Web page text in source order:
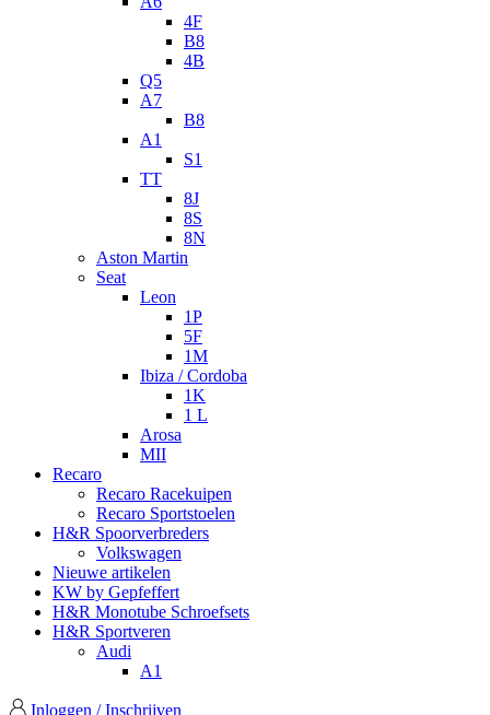
4F
B8
4B
Q5
A7
B8
A1
S1
TT
8J
8S
8N
Aston Martin
Seat
Leon
1P
5F
1M
Ibiza / Cordoba
1K
1 L
Arosa
MII
Recaro
Recaro Racekuipen
Recaro Sportstoelen
H&R Spoorverbreders
Volkswagen
Nieuwe artikelen
KW by Gepfeffert
H&R Monotube Schroefsets
H&R Sportveren
Audi
A1
Inloggen / Inschrijven